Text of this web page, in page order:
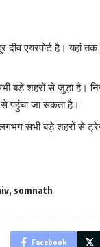
दीव एयरपोर्ट है। यहां
बड़े शहरों से जुड़ा है।
पहुंचा जा सकता है।
सभी बड़े शहरों से
, somnath
Facebook